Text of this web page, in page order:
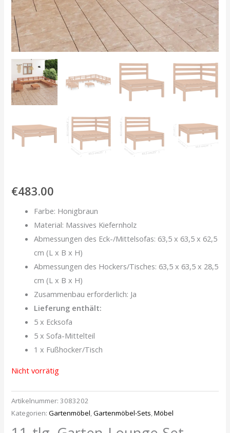
€483.00
Farbe: Honigbraun
Material: Massives Kiefernholz
Abmessungen des Eck-/Mittelsofas: 63,5 x 63,5 x 62,5
cm (L x B x H)
Abmessungen des Hockers/Tisches: 63,5 x 63,5 x 28,5
cm (L x B x H)
Zusammenbau erforderlich: Ja
Lieferung enthält:
5 x Ecksofa
5 x Sofa-Mittelteil
1 x Fußhocker/Tisch
Nicht vorrätig
Artikelnummer:3083202
Kategorien:Gartenmöbel,Gartenmöbel-Sets,Möbel